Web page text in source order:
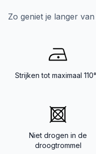
Zo geniet je langer
Strijken tot maximaal
Niet drogen in de
droogtrommel